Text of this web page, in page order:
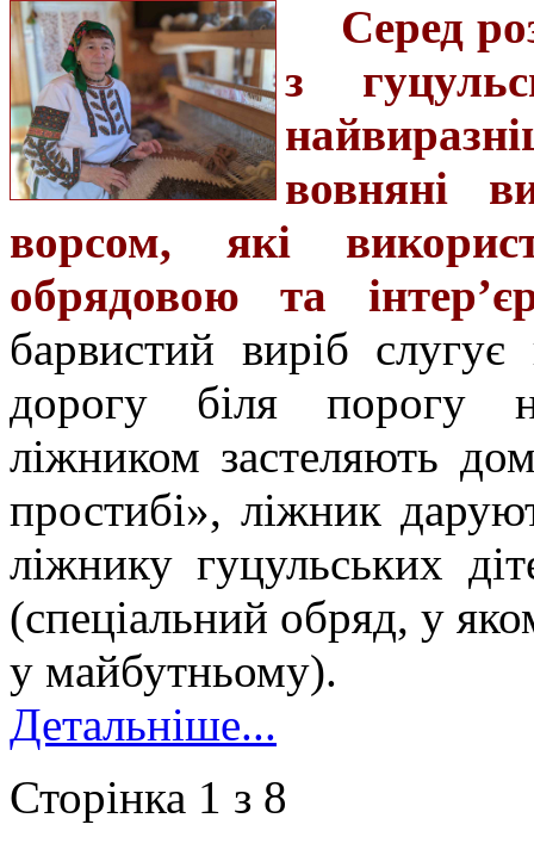
Серед
з
вовняні
ворсом, які
обрядовою та
барвистий виріб
дорогу біля порогу
ліжником застеляють
простибі», ліжник
ліжнику гуцульських
(спеціальний обряд, у
у майбутньому).
Детальніше...
Сторінка 1 з 8